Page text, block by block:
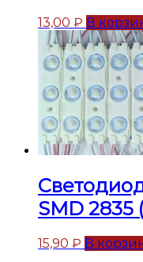
13,00 ₽ В
SMD
15,90 ₽ В